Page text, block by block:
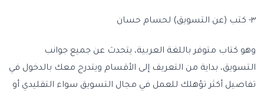
٣- كتب (عن التسويق) لحسام حسان
وهو كتاب متوفر باللغة العربية، يتحدث عن جميع جوانب
التسويق، بداية من التعريف إلى الأقسام ويتدرج معك بالدخول في
تفاصيل أكثر تؤهلك للعمل في مجال التسويق سواء التقليدي أو